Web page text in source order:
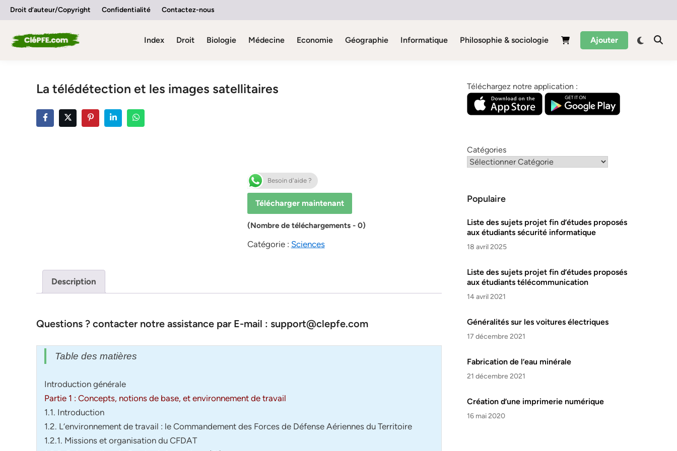
SkipDroit d’auteur/Copyright Confidentialité Contactez-nous
Index Droit Biologie Médecine Economie Géographie Informatique Philosophie & sociologie Ajouter
La télédétection et les images satellitaires
Besoin d'aide ?
Télécharger maintenant
(Nombre de téléchargements - 0)
Catégorie : Sciences
Description
Questions ? contacter notre assistance par E-mail : support@clepfe.com
Table des matières
Introduction générale
Partie 1 : Concepts, notions de base, et environnement de travail
1.1. Introduction
1.2. L’environnement de travail : le Commandement des Forces de Défense Aériennes du Territoire
1.2.1. Missions et organisation du CFDAT
Téléchargez notre application :
Catégories
Populaire
Liste des sujets projet fin d’études proposés
aux étudiants sécurité informatique
18 avril 2025
Liste des sujets projet fin d’études proposés
aux étudiants télécommunication
14 avril 2021
Généralités sur les voitures électriques
17 décembre 2021
Fabrication de l’eau minérale
21 décembre 2021
Création d’une imprimerie numérique
16 mai 2020